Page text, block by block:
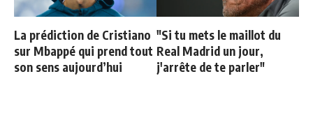
La prédiction de Cristiano
sur Mbappé qui prend tout
son sens aujourd’hui
"Si tu mets le maillot du
Real Madrid un jour,
j'arrête de te parler"